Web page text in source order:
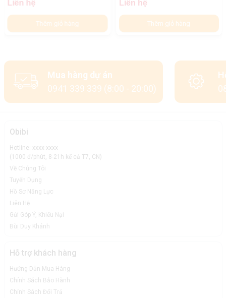
Liên hệ
Thêm giỏ hàng
Liên hệ
Thêm giỏ hàng
Mua hàng dự án
0941 339 339 (8:00 - 20:00)
Obibi
Hotline: xxxx-xxxx
(1000 đ/phút, 8-21h kể cả T7, CN)
Về Chúng Tôi
Tuyển Dụng
Hồ Sơ Năng Lực
Liên Hệ
Gửi Góp Ý, Khiếu Nại
Bùi Duy Khánh
Hỗ trợ khách hàng
Hướng Dẫn Mua Hàng
Chính Sách Bảo Hành
Chính Sách Đổi Trả